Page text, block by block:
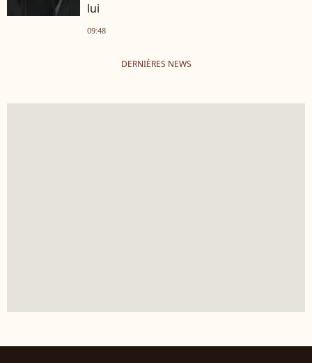
lui
09:48
DERNIÈRES NEWS